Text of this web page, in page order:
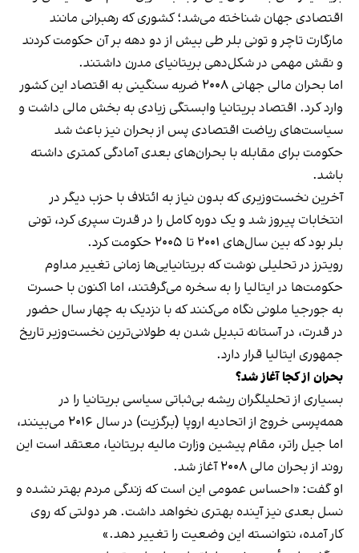
اقتصادی جهان شناخته می‌شد؛ کشوری که رهبرانی مانند
مارگارت تاچر و تونی بلر طی بیش از دو دهه بر آن حکومت کردند
و نقش مهمی در شکل‌دهی بریتانیای مدرن داشتند.
اما بحران مالی جهانی ۲۰۰۸ ضربه سنگینی به اقتصاد این کشور
وارد کرد. اقتصاد بریتانیا وابستگی زیادی به بخش مالی داشت و
سیاست‌های ریاضت اقتصادی پس از بحران نیز باعث شد
حکومت برای مقابله با بحران‌های بعدی آمادگی کمتری داشته
باشد.
آخرین نخست‌وزیری که بدون نیاز به ائتلاف با حزب دیگر در
انتخابات پیروز شد و یک دوره کامل را در قدرت سپری کرد، تونی
بلر بود که بین سال‌های ۲۰۰۱ تا ۲۰۰۵ حکومت کرد.
رویترز در تحلیلی نوشت که بریتانیایی‌ها زمانی تغییر مداوم
حکومت‌ها در ایتالیا را به سخره می‌گرفتند، اما اکنون با حسرت
به جورجیا ملونی نگاه می‌کنند که با نزدیک به چهار سال حضور
در قدرت، در آستانه تبدیل شدن به طولانی‌ترین نخست‌وزیر تاریخ
جمهوری ایتالیا قرار دارد.
بحران از کجا آغاز شد؟
بسیاری از تحلیلگران ریشه بی‌ثباتی سیاسی بریتانیا را در
همه‌پرسی خروج از اتحادیه اروپا (برگزیت) در سال ۲۰۱۶ می‌بینند،
اما جیل راتر، مقام پیشین وزارت مالیه بریتانیا، معتقد است این
روند از بحران مالی ۲۰۰۸ آغاز شد.
او گفت: «احساس عمومی این است که زندگی مردم بهتر نشده و
نسل بعدی نیز آینده بهتری نخواهد داشت. هر دولتی که روی
کار آمده، نتوانسته این وضعیت را تغییر دهد.»